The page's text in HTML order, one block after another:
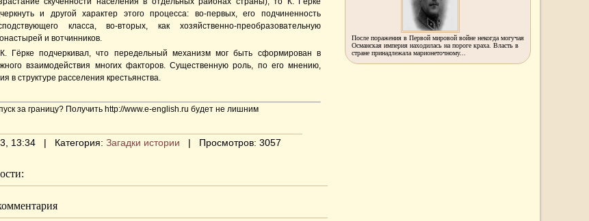
и другой характер этого процесса: во-первых, его подчиненность
класса, во-вторых, как хозяйственно-преобразовательную
и вотчинников.
Гёрке подчеркивал, что передельный механизм мог быть сформирован в
взаимодействия многих факторов. Существенную роль, по его мнению,
в структуре расселения крестьянства.
за границу? Получить http://www.e-english.ru будет не лишним
13:34 | Категория: Загадки истории | Просмотров: 3057
После поражения в Первой мировой войне некогда могучая
Османская империя находилась на пороге краха. Власть в
стране принадлежала марионеточному...